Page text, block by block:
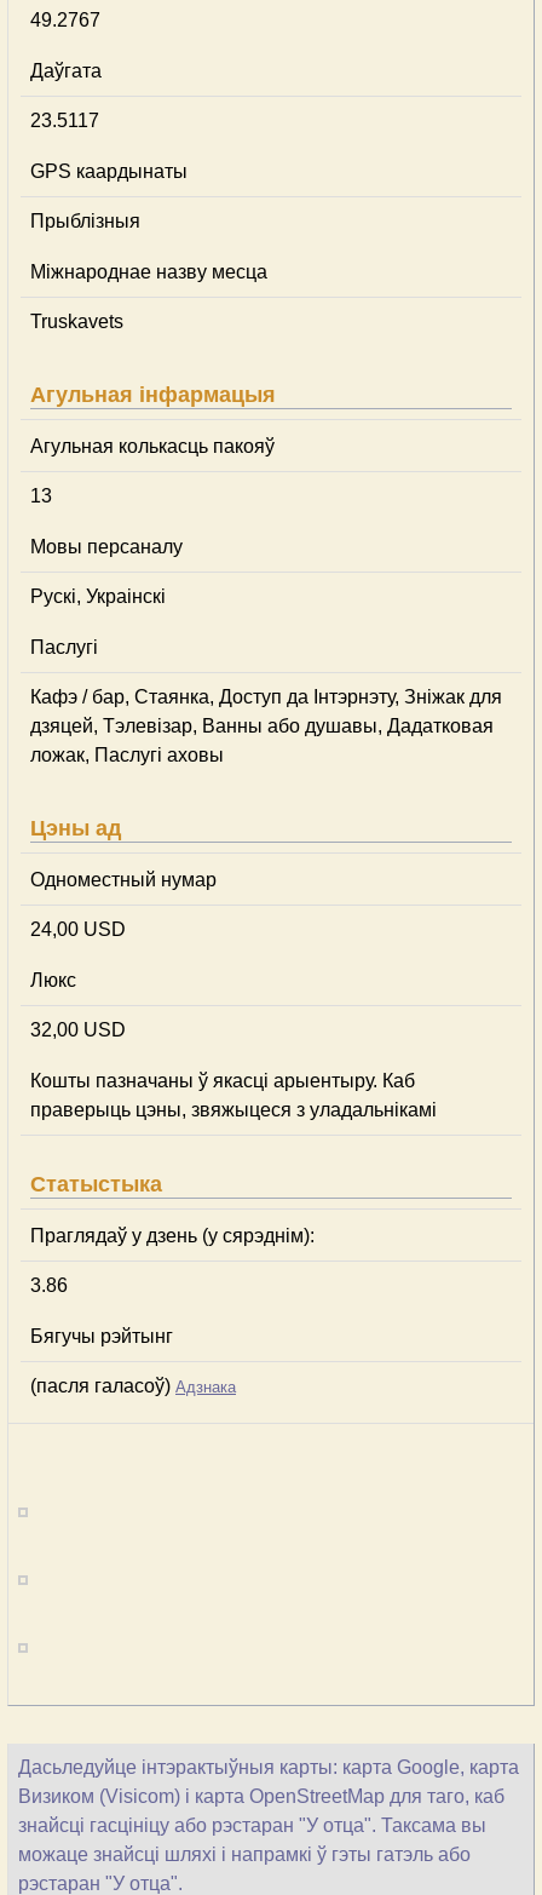
49.2767
Даўгата
23.5117
GPS каардынаты
Прыблізныя
Міжнароднае назву месца
Truskavets
Агульная інфармацыя
Агульная колькасць пакояў
13
Мовы персаналу
Рускі, Украінскі
Паслугі
Кафэ / бар, Стаянка, Доступ да Інтэрнэту, Зніжак для
дзяцей, Тэлевізар, Ванны або душавы, Дадатковая
ложак, Паслугі аховы
Цэны ад
Одноместный нумар
24,00 USD
Люкс
32,00 USD
Кошты пазначаны ў якасці арыентыру. Каб
праверыць цэны, звяжыцеся з уладальнікамі
Статыстыка
Праглядаў у дзень (у сярэднім):
3.86
Бягучы рэйтынг
(пасля галасоў) Адзнака
Дасьледуйце інтэрактыўныя карты: карта Google, карта
Визиком (Visicom) і карта OpenStreetMap для таго, каб
знайсці гасцініцу або рэстаран "У отца". Таксама вы
можаце знайсці шляхі і напрамкі ў гэты гатэль або
рэстаран "У отца".